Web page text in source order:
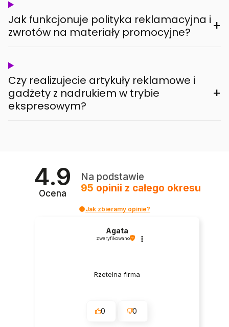
Jak funkcjonuje polityka reklamacyjna i
zwrotów na materiały promocyjne?
+
Czy realizujecie artykuły reklamowe i
gadżety z nadrukiem w trybie
ekspresowym?
+
4.9
Ocena
Na podstawie
95 opinii z całego okresu
Jak zbieramy opinie?
Agata
zweryfikowano
Rzetelna firma
0 0